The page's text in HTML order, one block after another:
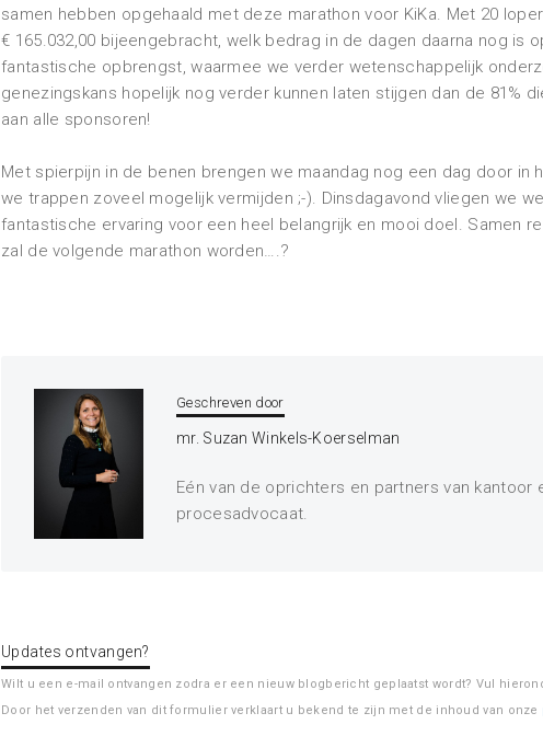
samen hebben opgehaald met deze marathon voor KiKa. Met 20
€ 165.032,00 bijeengebracht, welk bedrag in de dagen daarna nog is
fantastische opbrengst, waarmee we verder wetenschappelijk
genezingskans hopelijk nog verder kunnen laten stijgen dan de 81%
aan alle sponsoren!
Met spierpijn in de benen brengen we maandag nog een dag door in
we trappen zoveel mogelijk vermijden ;-). Dinsdagavond vliegen we
fantastische ervaring voor een heel belangrijk en mooi doel. Samen
zal de volgende marathon worden….?
Geschreven door
mr. Suzan Winkels-Koerselman
Eén van de oprichters en partners van kantoor
procesadvocaat.
Updates ontvangen?
Wilt u een e-mail ontvangen zodra er een nieuw blogbericht geplaatst wordt? Vul
Door het verzenden van dit formulier verklaart u bekend te zijn met de inhoud van onze